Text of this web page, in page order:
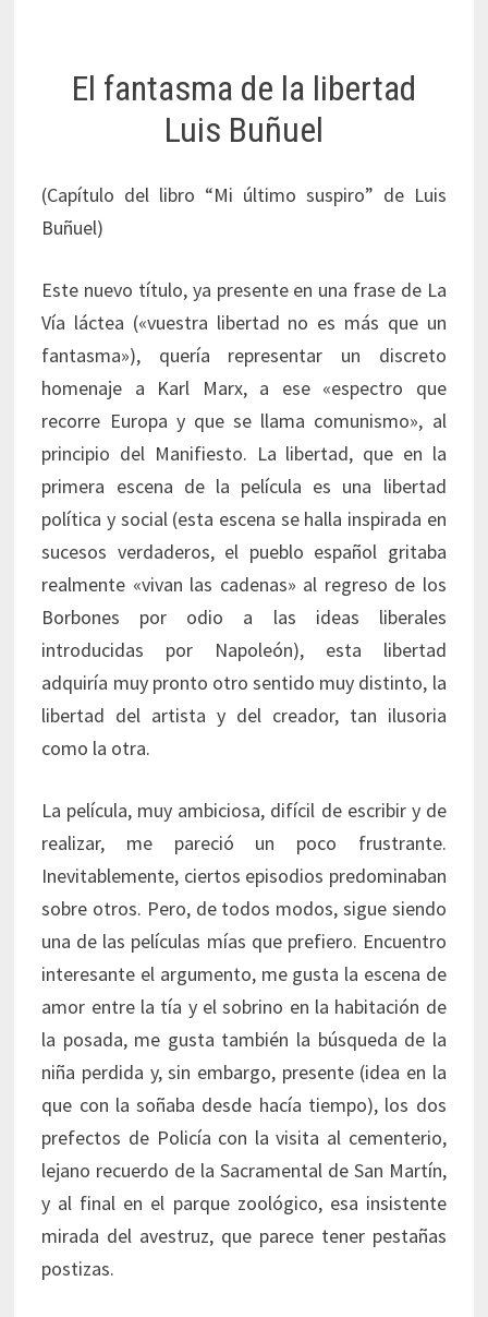
El fantasma de la libertad
Luis Buñuel
(Capítulo del libro “Mi último suspiro” de Luis
Buñuel)
Este nuevo título, ya presente en una frase de La
Vía láctea («vuestra libertad no es más que un
fantasma»), quería representar un discreto
homenaje a Karl Marx, a ese «espectro que
recorre Europa y que se llama comunismo», al
principio del Manifiesto. La libertad, que en la
primera escena de la película es una libertad
política y social (esta escena se halla inspirada en
sucesos verdaderos, el pueblo español gritaba
realmente «vivan las cadenas» al regreso de los
Borbones por odio a las ideas liberales
introducidas por Napoleón), esta libertad
adquiría muy pronto otro sentido muy distinto, la
libertad del artista y del creador, tan ilusoria
como la otra.
La película, muy ambiciosa, difícil de escribir y de
realizar, me pareció un poco frustrante.
Inevitablemente, ciertos episodios predominaban
sobre otros. Pero, de todos modos, sigue siendo
una de las películas mías que prefiero. Encuentro
interesante el argumento, me gusta la escena de
amor entre la tía y el sobrino en la habitación de
la posada, me gusta también la búsqueda de la
niña perdida y, sin embargo, presente (idea en la
que con la soñaba desde hacía tiempo), los dos
prefectos de Policía con la visita al cementerio,
lejano recuerdo de la Sacramental de San Martín,
y al final en el parque zoológico, esa insistente
mirada del avestruz, que parece tener pestañas
postizas.